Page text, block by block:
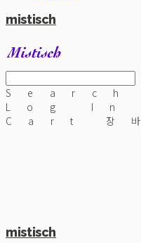
mistisch
Search
Log In
Cart
장
mistisch